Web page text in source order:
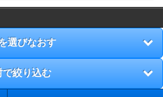
選びなおす
で絞り込む